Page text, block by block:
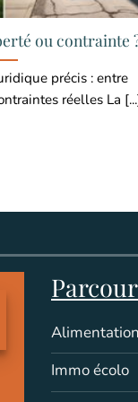
ou contrainte
précis : entre
réelles La
Immo écolo